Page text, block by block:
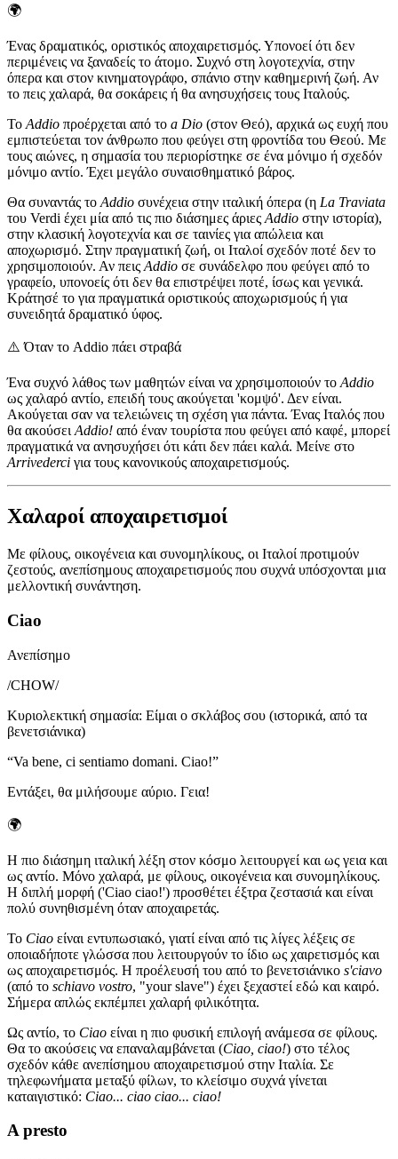
🌍
Ένας δραματικός, οριστικός αποχαιρετισμός. Υπονοεί ότι δεν
περιμένεις να ξαναδείς το άτομο. Συχνό στη λογοτεχνία, στην
όπερα και στον κινηματογράφο, σπάνιο στην καθημερινή ζωή. Αν
το πεις χαλαρά, θα σοκάρεις ή θα ανησυχήσεις τους Ιταλούς.
Το Addio προέρχεται από το a Dio (στον Θεό), αρχικά ως ευχή που
εμπιστεύεται τον άνθρωπο που φεύγει στη φροντίδα του Θεού. Με
τους αιώνες, η σημασία του περιορίστηκε σε ένα μόνιμο ή σχεδόν
μόνιμο αντίο. Έχει μεγάλο συναισθηματικό βάρος.
Θα συναντάς το Addio συνέχεια στην ιταλική όπερα (η La Traviata
του Verdi έχει μία από τις πιο διάσημες άριες Addio στην ιστορία),
στην κλασική λογοτεχνία και σε ταινίες για απώλεια και
αποχωρισμό. Στην πραγματική ζωή, οι Ιταλοί σχεδόν ποτέ δεν το
χρησιμοποιούν. Αν πεις Addio σε συνάδελφο που φεύγει από το
γραφείο, υπονοείς ότι δεν θα επιστρέψει ποτέ, ίσως και γενικά.
Κράτησέ το για πραγματικά οριστικούς αποχωρισμούς ή για
συνειδητά δραματικό ύφος.
⚠️ Όταν το Addio πάει στραβά
Ένα συχνό λάθος των μαθητών είναι να χρησιμοποιούν το Addio
ως χαλαρό αντίο, επειδή τους ακούγεται 'κομψό'. Δεν είναι.
Ακούγεται σαν να τελειώνεις τη σχέση για πάντα. Ένας Ιταλός που
θα ακούσει Addio! από έναν τουρίστα που φεύγει από καφέ, μπορεί
πραγματικά να ανησυχήσει ότι κάτι δεν πάει καλά. Μείνε στο
Arrivederci για τους κανονικούς αποχαιρετισμούς.
Χαλαροί αποχαιρετισμοί
Με φίλους, οικογένεια και συνομηλίκους, οι Ιταλοί προτιμούν
ζεστούς, ανεπίσημους αποχαιρετισμούς που συχνά υπόσχονται μια
μελλοντική συνάντηση.
Ciao
Ανεπίσημο
/CHOW/
Κυριολεκτική σημασία: Είμαι ο σκλάβος σου (ιστορικά, από τα
βενετσιάνικα)
“Va bene, ci sentiamo domani. Ciao!”
Εντάξει, θα μιλήσουμε αύριο. Γεια!
🌍
Η πιο διάσημη ιταλική λέξη στον κόσμο λειτουργεί και ως γεια και
ως αντίο. Μόνο χαλαρά, με φίλους, οικογένεια και συνομηλίκους.
Η διπλή μορφή ('Ciao ciao!') προσθέτει έξτρα ζεστασιά και είναι
πολύ συνηθισμένη όταν αποχαιρετάς.
Το Ciao είναι εντυπωσιακό, γιατί είναι από τις λίγες λέξεις σε
οποιαδήποτε γλώσσα που λειτουργούν το ίδιο ως χαιρετισμός και
ως αποχαιρετισμός. Η προέλευσή του από το βενετσιάνικο s'ciavo
(από το schiavo vostro, "your slave") έχει ξεχαστεί εδώ και καιρό.
Σήμερα απλώς εκπέμπει χαλαρή φιλικότητα.
Ως αντίο, το Ciao είναι η πιο φυσική επιλογή ανάμεσα σε φίλους.
Θα το ακούσεις να επαναλαμβάνεται (Ciao, ciao!) στο τέλος
σχεδόν κάθε ανεπίσημου αποχαιρετισμού στην Ιταλία. Σε
τηλεφωνήματα μεταξύ φίλων, το κλείσιμο συχνά γίνεται
καταιγιστικό: Ciao... ciao ciao... ciao!
A presto